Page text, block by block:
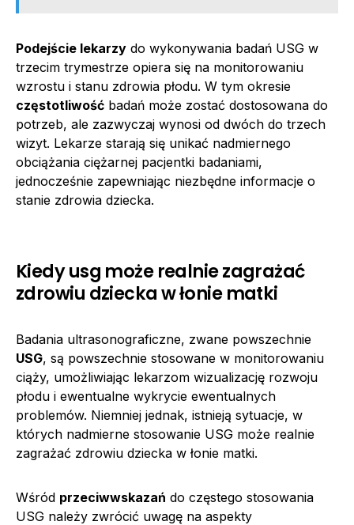
Podejście lekarzy do wykonywania badań USG w
trzecim trymestrze opiera się na monitorowaniu
wzrostu i stanu zdrowia płodu. W tym okresie
częstotliwość badań może zostać dostosowana do
potrzeb, ale zazwyczaj wynosi od dwóch do trzech
wizyt. Lekarze starają się unikać nadmiernego
obciążania ciężarnej pacjentki badaniami,
jednocześnie zapewniając niezbędne informacje o
stanie zdrowia dziecka.
Kiedy usg może realnie zagrażać
zdrowiu dziecka w łonie matki
Badania ultrasonograficzne, zwane powszechnie
USG, są powszechnie stosowane w monitorowaniu
ciąży, umożliwiając lekarzom wizualizację rozwoju
płodu i ewentualne wykrycie ewentualnych
problemów. Niemniej jednak, istnieją sytuacje, w
których nadmierne stosowanie USG może realnie
zagrażać zdrowiu dziecka w łonie matki.
Wśród przeciwwskazań do częstego stosowania
USG należy zwrócić uwagę na aspekty